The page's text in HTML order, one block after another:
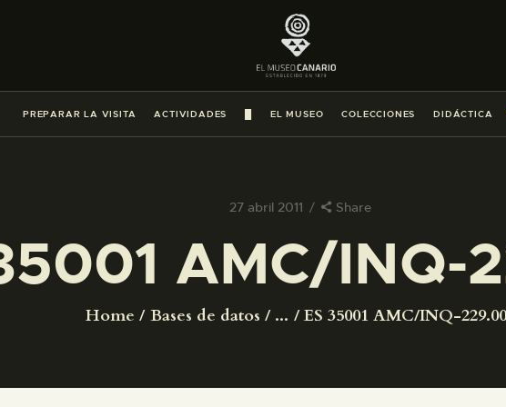
PREPARAR LA VISITA ACTIVIDADES EL MUSEO COLECCIONES DIDÁCTICA
27 abril 2011 Share
AMC/INQ-
Home Bases de datos ... ES 35001 AMC/INQ-
PREPARAR LA VISITA
ACTIVIDADES
█
COLECCIONES
DIDÁCTICA